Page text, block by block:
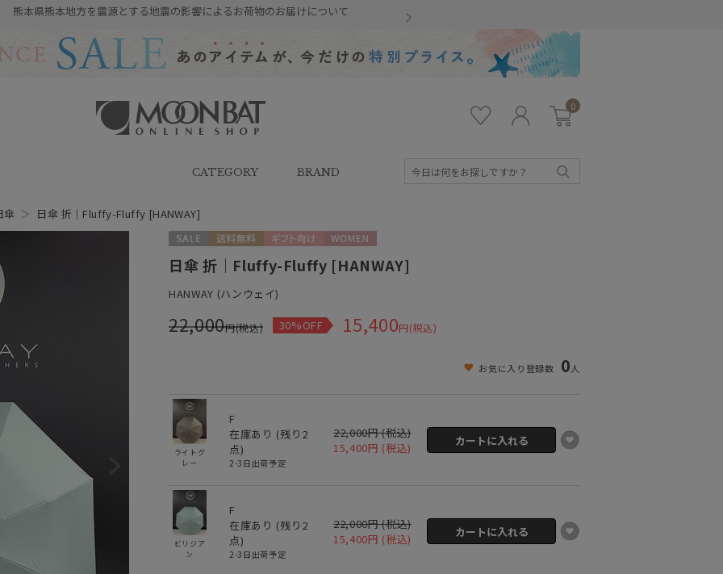
熊本県熊本地方を震源とする地震の影響によるお荷物のお届けについて
SHOP（ムーンバットオンラインシ
イ
ン
0
CATEGORY BRAND
傘 ＞ 日傘 折｜Fluffy-Fluffy [HANWAY]
日傘 折｜Fluffy-Fluffy [HANWAY]
HANWAY (ハンウェイ)
22,000円(税込) 30%OFF 15,400円(税込)
お気に入り登録数 0人
ライトグ
レー
F
在庫あり (残り 2
点)
2-3日出荷予定
22,000円 (税込)
15,400円 (税込)
ビリジア
ン
F
在庫あり (残り 2
点)
2-3日出荷予定
22,000円 (税込)
15,400円 (税込)